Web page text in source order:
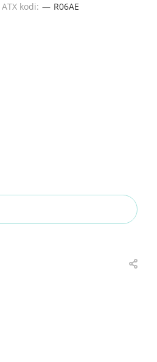
ATX kodi: — R06AE